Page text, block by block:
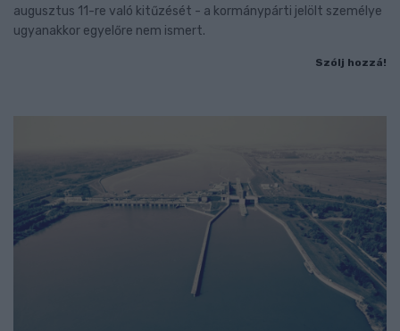
augusztus 11-re való kitűzését - a kormánypárti jelölt személye
ugyanakkor egyelőre nem ismert.
Szólj hozzá!